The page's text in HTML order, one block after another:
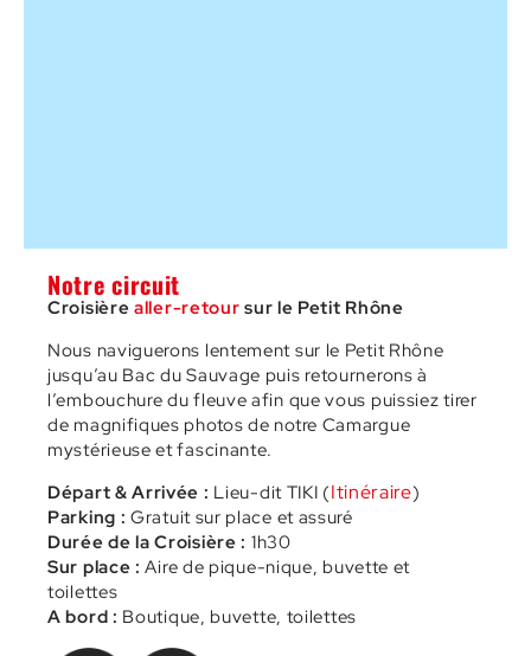
Notre circuit
Croisière aller-retour sur le Petit Rhône
Nous naviguerons lentement sur le Petit Rhône
jusqu’au Bac du Sauvage puis retournerons à
l’embouchure du fleuve afin que vous puissiez tirer
de magnifiques photos de notre Camargue
mystérieuse et fascinante.
Départ & Arrivée : Lieu-dit TIKI (Itinéraire)
Parking : Gratuit sur place et assuré
Durée de la Croisière : 1h30
Sur place : Aire de pique-nique, buvette et
toilettes
A bord : Boutique, buvette, toilettes